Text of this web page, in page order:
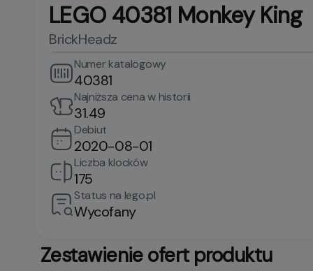
LEGO 40381 Monkey King
BrickHeadz
Numer katalogowy
40381
Najniższa cena w historii
31.49
Debiut
2020-08-01
Liczba klocków
175
Status na lego.pl
Wycofany
Zestawienie ofert produktu